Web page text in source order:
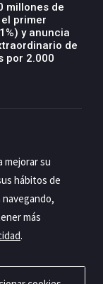
millones de
primer
y anuncia
de
por 2.000
global
en siete
mejorar su
hábitos de
más
.